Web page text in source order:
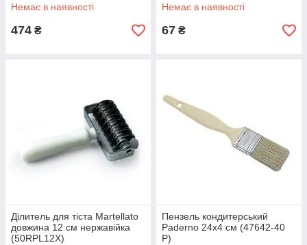
Немає в наявності
474 ₴
Немає в наявності
67 ₴
Ділитель для тіста Martellato
довжина 12 см нержавійка
(50RPL12X)
Пензель кондитерський
Paderno 24х4 см (47642-40
P)